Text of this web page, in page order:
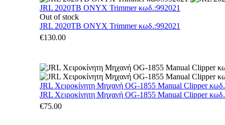
JRL 2020TB ONYX Trimmer κωδ.:992021
Out of stock
JRL 2020TB ONYX Trimmer κωδ.:992021
€130.00
JRL Χειροκίνητη Μηχανή OG-1855 Manual Clipper
JRL Χειροκίνητη Μηχανή OG-1855 Manual Clipper
€75.00